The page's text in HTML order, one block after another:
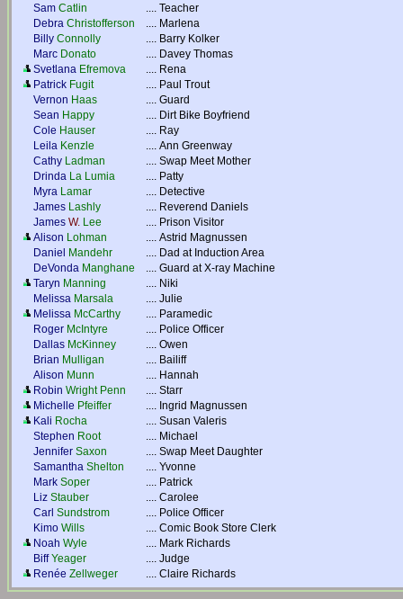
Sam Catlin .... Teacher
Debra Christofferson .... Marlena
Billy Connolly .... Barry Kolker
Marc Donato .... Davey Thomas
Svetlana Efremova .... Rena
Patrick Fugit .... Paul Trout
Vernon Haas .... Guard
Sean Happy .... Dirt Bike Boyfriend
Cole Hauser .... Ray
Leila Kenzle .... Ann Greenway
Cathy Ladman .... Swap Meet Mother
Drinda La Lumia .... Patty
Myra Lamar .... Detective
James Lashly .... Reverend Daniels
James W. Lee .... Prison Visitor
Alison Lohman .... Astrid Magnussen
Daniel
Mandehr .... Dad at Induction Area
DeVonda Manghane .... Guard at X-ray Machine
Taryn Manning .... Niki
Melissa Marsala .... Julie
Melissa McCarthy .... Paramedic
Roger McIntyre .... Police Officer
Dallas McKinney .... Owen
Brian Mulligan .... Bailiff
Alison Munn .... Hannah
Robin Wright Penn .... Starr
Michelle Pfeiffer .... Ingrid Magnussen
Kali Rocha .... Susan Valeris
Stephen Root .... Michael
Jennifer Saxon .... Swap Meet Daughter
Samantha Shelton .... Yvonne
Mark Soper .... Patrick
Liz Stauber .... Carolee
Carl Sundstrom .... Police Officer
Kimo Wills .... Comic Book Store Clerk
Noah Wyle .... Mark Richards
Biff Yeager .... Judge
Renée Zellweger .... Claire Richards